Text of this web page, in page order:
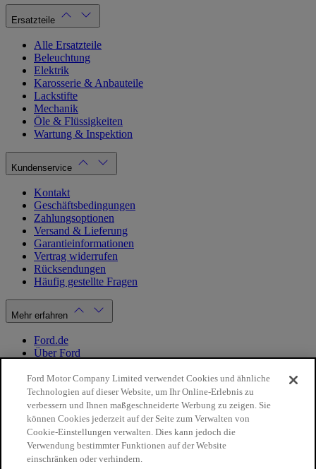
Ersatzteile
Alle Ersatzteile
Beleuchtung
Elektrik
Karosserie & Anbauteile
Lackstifte
Mechanik
Öle & Flüssigkeiten
Wartung & Inspektion
Kundenservice
Kontakt
Geschäftsbedingungen
Zahlungsoptionen
Versand & Lieferung
Garantieinformationen
Vertrag widerrufen
Rücksendungen
Häufig gestellte Fragen
Mehr erfahren
Ford.de
Über Ford
Datenschutzbestimmungen
Impressum
Mein Konto
Login / Registrierung
Meine Bestellungen
Ford Motor Company Limited verwendet Cookies und ähnliche
Technologien auf dieser Website, um Ihr Online-Erlebnis zu
verbessern und Ihnen maßgeschneiderte Werbung zu zeigen. Sie
können Cookies jederzeit auf der Seite zum Verwalten von
Cookie-Einstellungen verwalten. Dies kann jedoch die
Verwendung bestimmter Funktionen auf der Website
einschränken oder verhindern.